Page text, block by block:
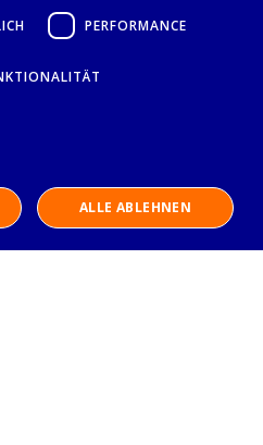
PERFORMANCE
ALLE ABLEHNEN